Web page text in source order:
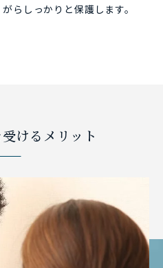
がらしっかりと保護します。
けるメリット